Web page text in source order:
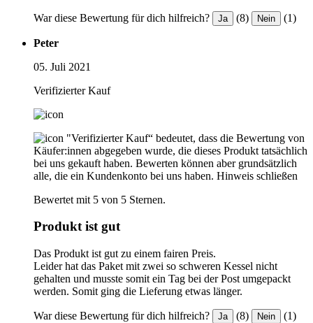
War diese Bewertung für dich hilfreich? Ja (8) Nein (1)
Peter
05. Juli 2021
Verifizierter Kauf
"Verifizierter Kauf“ bedeutet, dass die Bewertung von
Käufer:innen abgegeben wurde, die dieses Produkt tatsächlich
bei uns gekauft haben. Bewerten können aber grundsätzlich
alle, die ein Kundenkonto bei uns haben. Hinweis schließen
Bewertet mit 5 von 5 Sternen.
Produkt ist gut
Das Produkt ist gut zu einem fairen Preis.
Leider hat das Paket mit zwei so schweren Kessel nicht
gehalten und musste somit ein Tag bei der Post umgepackt
werden. Somit ging die Lieferung etwas länger.
War diese Bewertung für dich hilfreich? Ja (8) Nein (1)